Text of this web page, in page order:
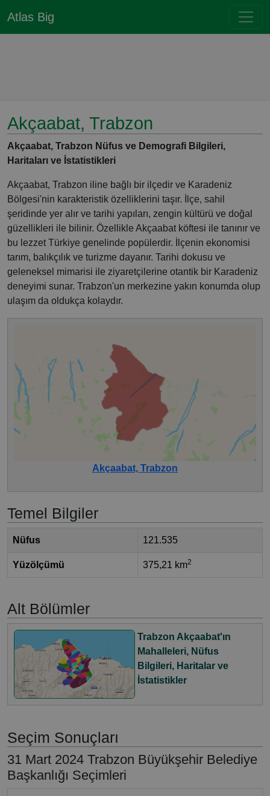
Atlas Big
Akçaabat, Trabzon
Akçaabat, Trabzon Nüfus ve Demografi Bilgileri,
Haritaları ve İstatistikleri
Akçaabat, Trabzon iline bağlı bir ilçedir ve Karadeniz
Bölgesi'nin karakteristik özelliklerini taşır. İlçe, sahil
şeridinde yer alır ve tarihi yapıları, zengin kültürü ve doğal
güzellikleri ile bilinir. Özellikle Akçaabat köftesi ile tanınır ve
bu lezzet Türkiye genelinde popülerdir. İlçenin ekonomisi
tarım, balıkçılık ve turizme dayanır. Tarihi dokusu ve
geleneksel mimarisi ile ziyaretçilerine otantik bir Karadeniz
deneyimi sunar. Trabzon'un merkezine yakın konumda olup
ulaşım da oldukça kolaydır.
Akçaabat, Trabzon
Temel Bilgiler
Nüfus 121.535
Yüzölçümü 375,21 km2
Alt Bölümler
Trabzon Akçaabat'ın
Mahalleleri, Nüfus
Bilgileri, Haritalar ve
İstatistikler
Seçim Sonuçları
31 Mart 2024 Trabzon Büyükşehir Belediye
Başkanlığı Seçimleri